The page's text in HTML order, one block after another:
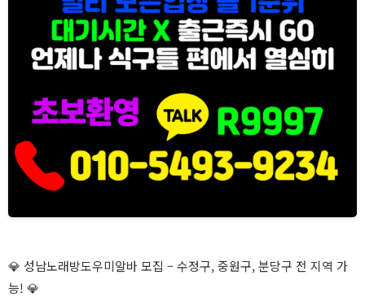
💎 성남노래방도우미알바 모집 – 수정구, 중원구, 분당구 전 지역 가
능! 💎